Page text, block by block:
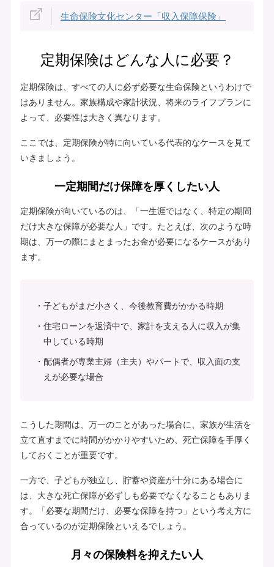
生命保険文化センター「収入保障保険」
定期保険はどんな人に必要？
定期保険は、すべての人に必ず必要な生命保険というわけで
はありません。家族構成や家計状況、将来のライフプランに
よって、必要性は大きく異なります。
ここでは、定期保険が特に向いている代表的なケースを見て
いきましょう。
一定期間だけ保障を厚くしたい人
定期保険が向いているのは、「一生涯ではなく、特定の期間
だけ大きな保障が必要な人」です。たとえば、次のような時
期は、万一の際にまとまったお金が必要になるケースがあり
ます。
子どもがまだ小さく、今後教育費がかかる時期
住宅ローンを返済中で、家計を支える人に収入が集
中している時期
配偶者が専業主婦（主夫）やパートで、収入面の支
えが必要な場合
こうした期間は、万一のことがあった場合に、家族が生活を
立て直すまでに時間がかかりやすいため、死亡保障を手厚く
しておくことが重要です。
一方で、子どもが独立し、貯蓄や資産が十分にある場合に
は、大きな死亡保障が必ずしも必要でなくなることもありま
す。「必要な期間だけ、必要な保障を持つ」という考え方に
合っているのが定期保険といえるでしょう。
月々の保険料を抑えたい人